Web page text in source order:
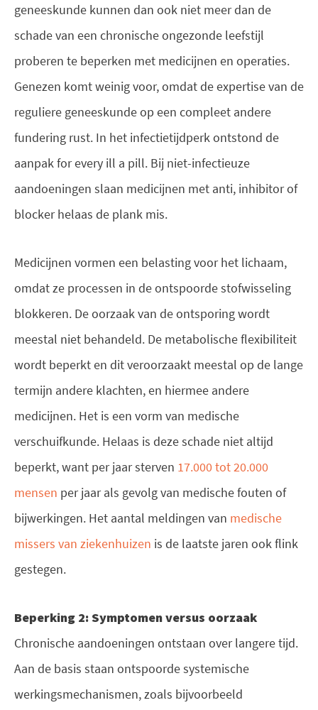
geneeskunde kunnen dan ook niet meer dan de
schade van een chronische ongezonde leefstijl
proberen te beperken met medicijnen en operaties.
Genezen komt weinig voor, omdat de expertise van de
reguliere geneeskunde op een compleet andere
fundering rust. In het infectietijdperk ontstond de
aanpak for every ill a pill. Bij niet-infectieuze
aandoeningen slaan medicijnen met anti, inhibitor of
blocker helaas de plank mis.
Medicijnen vormen een belasting voor het lichaam,
omdat ze processen in de ontspoorde stofwisseling
blokkeren. De oorzaak van de ontsporing wordt
meestal niet behandeld. De metabolische flexibiliteit
wordt beperkt en dit veroorzaakt meestal op de lange
termijn andere klachten, en hiermee andere
medicijnen. Het is een vorm van medische
verschuifkunde. Helaas is deze schade niet altijd
beperkt, want per jaar sterven 17.000 tot 20.000
mensen per jaar als gevolg van medische fouten of
bijwerkingen. Het aantal meldingen van medische
missers van ziekenhuizen is de laatste jaren ook flink
gestegen.
Beperking 2: Symptomen versus oorzaak
Chronische aandoeningen ontstaan over langere tijd.
Aan de basis staan ontspoorde systemische
werkingsmechanismen, zoals bijvoorbeeld